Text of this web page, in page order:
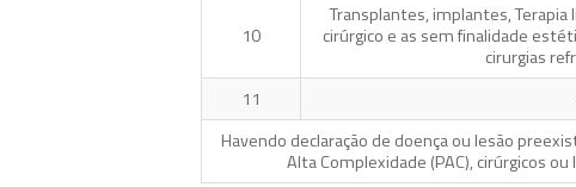
10
Transplantes, implantes,
cirúrgico e as sem finalidade
cirurgias
11
Havendo declaração de doença ou lesão
Alta Complexidade (PAC), cirúrgicos